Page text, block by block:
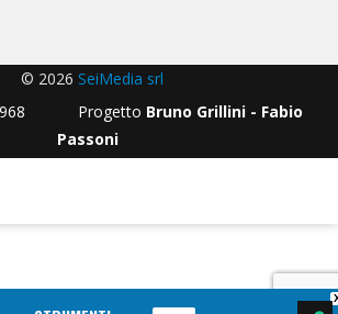
© 2026 SeiMedia srl
Progetto Bruno Grillini - Fabio
Passoni